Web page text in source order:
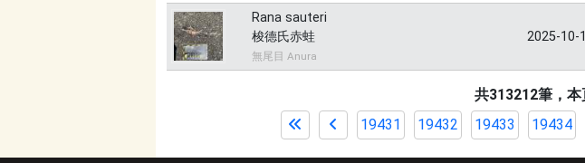
Rana sauteri
梭德氏赤蛙
無尾目 Anura
2025-10-
共313212筆，
19431
19432 19433 19434